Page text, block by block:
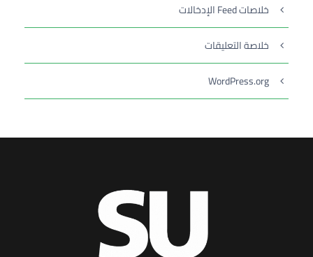
خلاصات Feed الإدخالات
خلاصة التعليقات
WordPress.org